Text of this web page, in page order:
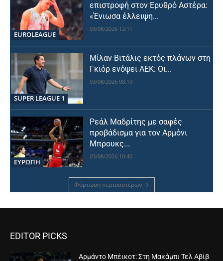
EUROLEAGUE
επιστροφή στον Ερυθρό Αστέρα:
«Ένιωσα έλλειψη...
03/08/2026 12:11
SUPER LEAGUE 1
Μίλαν Βιτάλις εκτός πλάνων στη
Γκιόρ ενόψει ΑΕΚ: Οι...
03/08/2026 08:10
ΕΥΡΩΠΗ
Ρεάλ Μαδρίτης με σαφές
προβάδισμα για τον Αρμόνι
Μπρουκς...
03/08/2026 10:40
Φόρτωση περισσοτέρων
EDITOR PICKS
Αρμάντο Μπέικοτ: Στη Μακάμπι Τελ Αβίβ